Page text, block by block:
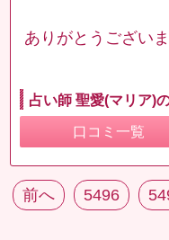
ありがとうございま
占い師 聖愛(マリア)
口コミ一覧
前へ 5496